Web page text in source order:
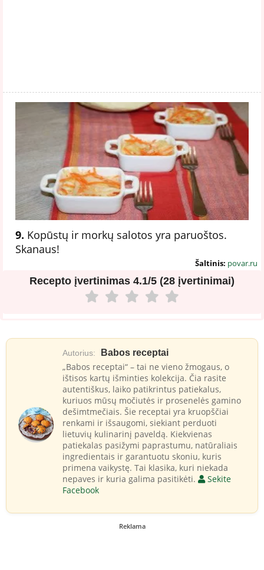
9. Kopūstų ir morkų salotos yra paruoštos.
Skanaus!
Šaltinis: povar.ru
Recepto įvertinimas 4.1/5 (28 įvertinimai)
Autorius: Babos receptai
„Babos receptai“ – tai ne vieno žmogaus, o
ištisos kartų išminties kolekcija. Čia rasite
autentiškus, laiko patikrintus patiekalus,
kuriuos mūsų močiutės ir prosenelės gamino
dešimtmečiais. Šie receptai yra kruopščiai
renkami ir išsaugomi, siekiant perduoti
lietuvių kulinarinį paveldą. Kiekvienas
patiekalas pasižymi paprastumu, natūraliais
ingredientais ir garantuotu skoniu, kuris
primena vaikystę. Tai klasika, kuri niekada
nepaves ir kuria galima pasitikėti.
Sekite
Facebook
Reklama